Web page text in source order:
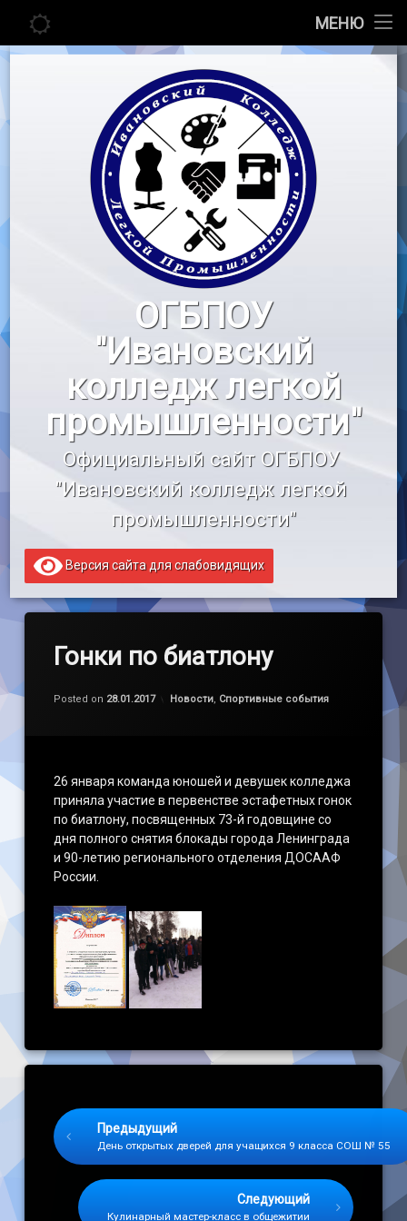
МЕНЮ
Главная
Педагогу
Воспитательная работа
«Профессионалы»
«Профессионалитет»
Образовательный кредит
Перейти
ОГБПОУ
"Ивановский
колледж легкой
промышленности"
Официальный сайт ОГБПОУ
"Ивановский колледж легкой
промышленности"
Версия сайта для слабовидящих
Гонки по биатлону
Posted on 28.01.2017
Обновлено на
by
Категории:
Новости, Спортивные события
26 января команда юношей и девушек колледжа
приняла участие в первенстве эстафетных гонок
по биатлону, посвященных 73-й годовщине со
дня полного снятия блокады города Ленинграда
и 90-летию регионального отделения ДОСААФ
России.
Предыдущий
День открытых дверей для учащихся 9 класса СОШ № 55
Следующий
Кулинарный мастер-класс в общежитии